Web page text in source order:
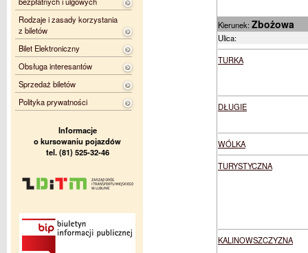
Kierunek: Zbożowa
Ulica:
TURKA
DŁUGIE
WÓLKA
TURYSTYCZNA
KALINOWSZCZYZNA
Rodzaje i zasady korzystania
z biletów
Bilet Elektroniczny
Obsługa interesantów
Sprzedaż biletów
Polityka prywatności
Informacje
o kursowaniu pojazdów
tel. (81) 525-32-46